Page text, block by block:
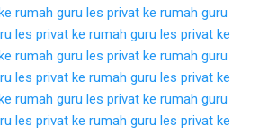
rumah guru les privat ke rumah guru
les privat ke rumah guru les privat ke
rumah guru les privat ke rumah guru
les privat ke rumah guru les privat ke
rumah guru les privat ke rumah guru
les privat ke rumah guru les privat ke